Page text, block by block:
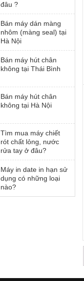
đâu ?
Bán máy dán màng
nhôm (màng seal) tại
Hà Nội
Bán máy hút chân
không tại Thái Bình
Bán máy hút chân
không tại Hà Nội
Tìm mua máy chiết
rót chất lỏng, nước
rửa tay ở đâu?
Máy in date in hạn sử
dụng có những loại
nào?